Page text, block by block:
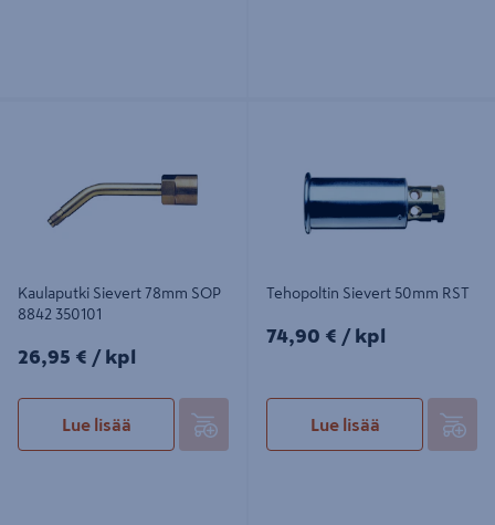
Kaulaputki Sievert 78mm SOP
8842 350101
26,95€/kpl
26,95 € / kpl
Lue lisää
Tehopoltin Sievert 50mm RST
74,90€/kpl
74,90 € / kpl
Lue lisää